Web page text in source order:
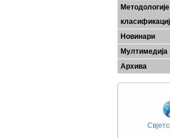
Новинари
Мултимедија
Архива